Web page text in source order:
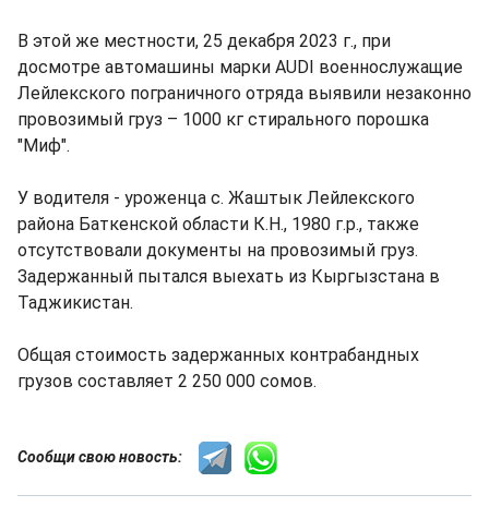
В этой же местности, 25 декабря 2023 г., при
досмотре автомашины марки AUDI военнослужащие
Лейлекского пограничного отряда выявили незаконно
провозимый груз – 1000 кг стирального порошка
"Миф".
У водителя - уроженца с. Жаштык Лейлекского
района Баткенской области К.Н., 1980 г.р., также
отсутствовали документы на провозимый груз.
Задержанный пытался выехать из Кыргызстана в
Таджикистан.
Общая стоимость задержанных контрабандных
грузов составляет 2 250 000 сомов.
Сообщи свою новость: